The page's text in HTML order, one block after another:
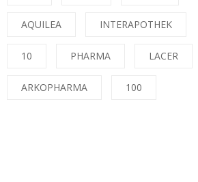
AQUILEA INTERAPOTHEK
10 PHARMA LACER
ARKOPHARMA 100